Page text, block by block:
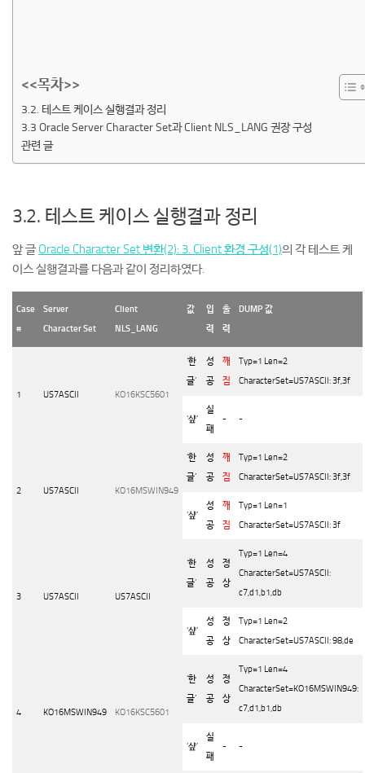
<<목차>>
3.2. 테스트 케이스 실행결과 정리
3.3 Oracle Server Character Set과 Client NLS_LANG 권장 구성
관련 글
3.2. 테스트 케이스 실행결과 정리
앞 글Oracle Character Set 변환(2): 3. Client 환경 구성(1)의 각 테스트 케
이스 실행결과를 다음과 같이 정리하였다.
Case
#
Server
Character Set
Client
NLS_LANG
값
입
력
출
력
DUMP 값
1 US7ASCII KO16KSC5601
‘한
글’
성
공
깨
짐
Typ=1 Len=2
CharacterSet=US7ASCII: 3f,3f
‘샾’
실
패
- -
2 US7ASCII KO16MSWIN949
‘한
글’
성
공
깨
짐
Typ=1 Len=2
CharacterSet=US7ASCII: 3f,3f
‘샾’
성
공
깨
짐
Typ=1 Len=1
CharacterSet=US7ASCII: 3f
3 US7ASCII US7ASCII
‘한
글’
성
공
정
상
Typ=1 Len=4
CharacterSet=US7ASCII:
c7,d1,b1,db
‘샾’
성
공
정
상
Typ=1 Len=2
CharacterSet=US7ASCII: 98,de
4 KO16MSWIN949 KO16KSC5601
‘한
글’
성
공
정
상
Typ=1 Len=4
CharacterSet=KO16MSWIN949:
c7,d1,b1,db
‘샾’
실
패
- -